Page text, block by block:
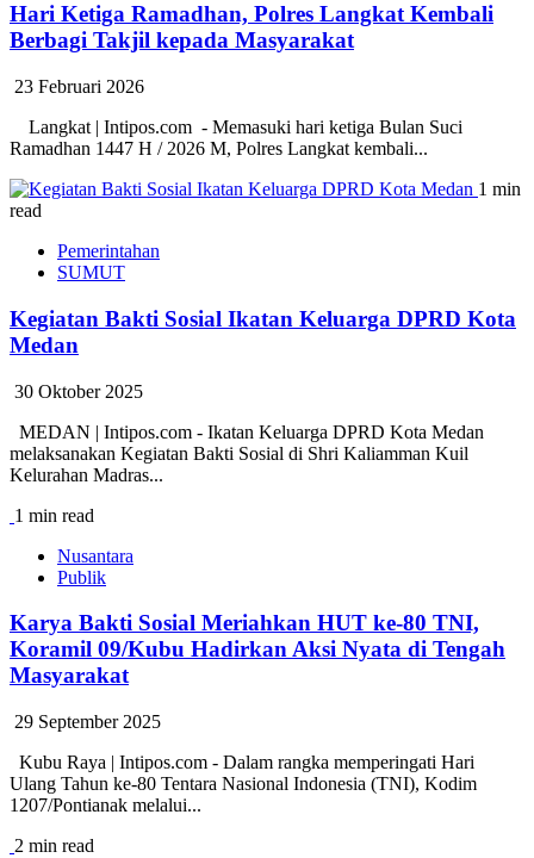
Hari Ketiga Ramadhan, Polres Langkat Kembali
Berbagi Takjil kepada Masyarakat
23 Februari 2026
Langkat | Intipos.com - Memasuki hari ketiga Bulan Suci
Ramadhan 1447 H / 2026 M, Polres Langkat kembali...
1 min
read
Pemerintahan
SUMUT
Kegiatan Bakti Sosial Ikatan Keluarga DPRD Kota
Medan
30 Oktober 2025
MEDAN | Intipos.com - Ikatan Keluarga DPRD Kota Medan
melaksanakan Kegiatan Bakti Sosial di Shri Kaliamman Kuil
Kelurahan Madras...
1 min read
Nusantara
Publik
Karya Bakti Sosial Meriahkan HUT ke-80 TNI,
Koramil 09/Kubu Hadirkan Aksi Nyata di Tengah
Masyarakat
29 September 2025
‎Kubu Raya | Intipos.com - Dalam rangka memperingati Hari
Ulang Tahun ke-80 Tentara Nasional Indonesia (TNI), Kodim
1207/Pontianak melalui...
2 min read